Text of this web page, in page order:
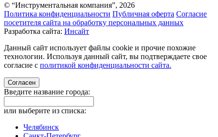
© “Инструментальная компания”, 2026
Политика конфиденциальности Публичная оферта Согласие
посетителя сайта на обработку персональных данных
Разработка сайта: Инсайт
Данный сайт использует файлы cookie и прочие похожие
технологии. Используя данный сайт, вы подтверждаете свое
согласие с политикой конфиденциальности сайта.
Согласен
Введите название города:
или выберите из списка:
Челябинск